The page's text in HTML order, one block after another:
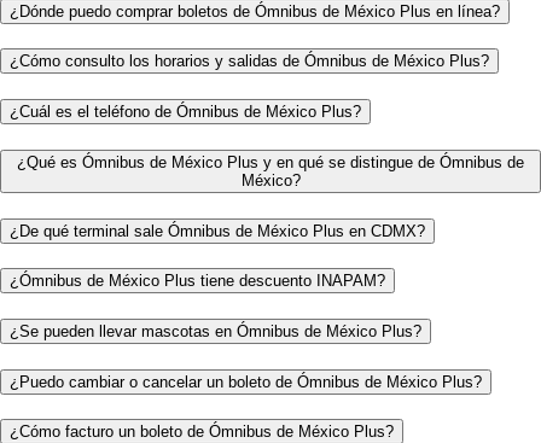
¿Dónde puedo comprar boletos de Ómnibus de México Plus en línea?
¿Cómo consulto los horarios y salidas de Ómnibus de México Plus?
¿Cuál es el teléfono de Ómnibus de México Plus?
¿Qué es Ómnibus de México Plus y en qué se distingue de Ómnibus de
México?
¿De qué terminal sale Ómnibus de México Plus en CDMX?
¿Ómnibus de México Plus tiene descuento INAPAM?
¿Se pueden llevar mascotas en Ómnibus de México Plus?
¿Puedo cambiar o cancelar un boleto de Ómnibus de México Plus?
¿Cómo facturo un boleto de Ómnibus de México Plus?